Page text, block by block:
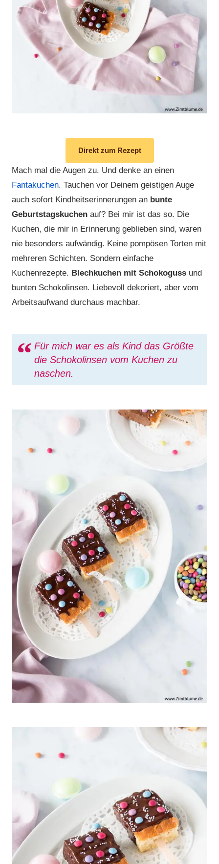
Direkt zum Rezept
Mach mal die Augen zu. Und denke an einen
Fantakuchen. Tauchen vor Deinem geistigen Auge
auch sofort Kindheitserinnerungen an bunte
Geburtstagskuchen auf? Bei mir ist das so. Die
Kuchen, die mir in Erinnerung geblieben sind, waren
nie besonders aufwändig. Keine pompösen Torten mit
mehreren Schichten. Sondern einfache
Kuchenrezepte. Blechkuchen mit Schokoguss und
bunten Schokolinsen. Liebevoll dekoriert, aber vom
Arbeitsaufwand durchaus machbar.
Für mich war es als Kind das Größte
die Schokolinsen vom Kuchen zu
naschen.